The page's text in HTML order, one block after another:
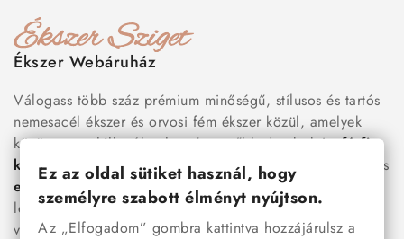
Ékszer Webáruház
Válogass több száz prémium minőségű, stílusos és tartós
nemesacél ékszer és orvosi fém ékszer közül, amelyek
között megtalálhatók a legnépszerűbb darabok is:férfi
karkötők
, női nyakláncok , karikagyűrűk
és
esküvői kiegészítőkegyaránt. Webáruházunkban a
legújabb trendeket követő, mégis időtálló ékszerek közül
választhatsz – legyen szó ajándékról, mindennapi
Ez az oldal sütiket használ, hogy
személyre szabott élményt nyújtson.
Az „Elfogadom” gombra kattintva hozzájárulsz a